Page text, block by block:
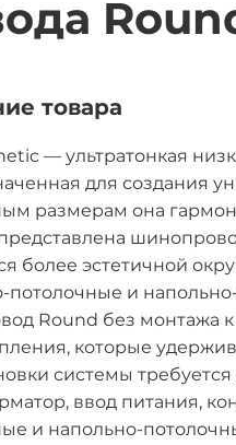
товара
— ультратонкая
для создания
размерам она
более эстетичной
потолочные и
Round без монтажа к
которые
системы
ввод питания,
и напольно-